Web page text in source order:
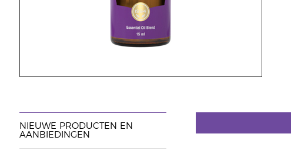
NIEUWE PRODUCTEN EN
AANBIEDINGEN